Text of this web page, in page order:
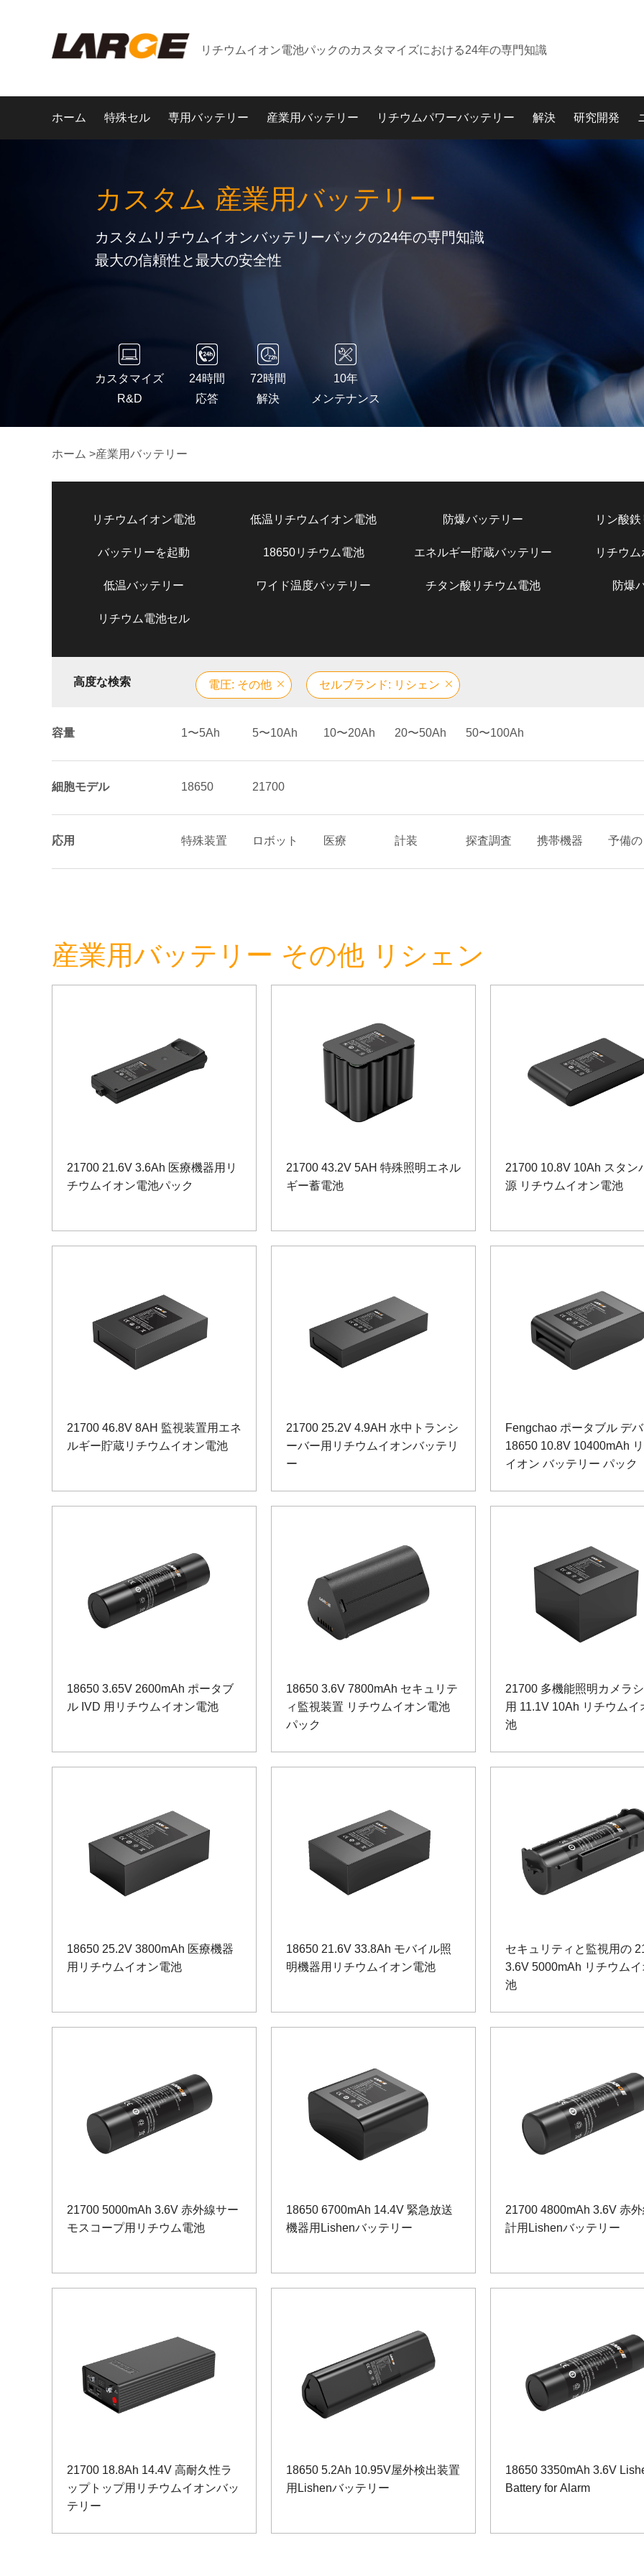
リチウムイオン電池パックのカスタマイズにおける24年の専門知識
ホーム 特殊セル 専用バッテリー 産業用バッテリー リチウムパワーバッテリー 解決 研究開発
カスタム 産業用バッテリー
カスタムリチウムイオンバッテリーパックの24年の専門知識
最大の信頼性と最大の安全性
カスタマイズ
R&D
24時間
応答
72時間
解決
10年
メンテナンス
ホーム >産業用バッテリー
リチウムイオン電池 低温リチウムイオン電池 防爆バッテリー リン酸
バッテリーを起動 18650リチウム電池 エネルギー貯蔵バッテリー リチウ
低温バッテリー ワイド温度バッテリー チタン酸リチウム電池 防爆
リチウム電池セル
高度な検索 電圧: その他 セルブランド: リシェン
容量 1〜5Ah 5〜10Ah 10〜20Ah 20〜50Ah 50〜100Ah
細胞モデル 18650 21700
応用 特殊装置 ロボット 医療 計装 探査調査 携帯機器 予備の
産業用バッテリー その他 リシェン
21700 21.6V 3.6Ah 医療機器用リ
チウムイオン電池パック
21700 43.2V 5AH 特殊照明エネル
ギー蓄電池
21700 10.8V 10Ah スタン
源 リチウムイオン電池
21700 46.8V 8AH 監視装置用エネ
ルギー貯蔵リチウムイオン電池
21700 25.2V 4.9AH 水中トランシ
ーバー用リチウムイオンバッテリ
ー
Fengchao ポータブル デ
18650 10.8V 10400mAh
イオン バッテリー パック
18650 3.65V 2600mAh ポータブ
ル IVD 用リチウムイオン電池
18650 3.6V 7800mAh セキュリテ
ィ監視装置 リチウムイオン電池
パック
21700 多機能照明カメラ
用 11.1V 10Ah リチウムイ
池
18650 25.2V 3800mAh 医療機器
用リチウムイオン電池
18650 21.6V 33.8Ah モバイル照
明機器用リチウムイオン電池
セキュリティと監視用の
3.6V 5000mAh リチウム
池
21700 5000mAh 3.6V 赤外線サー
モスコープ用リチウム電池
18650 6700mAh 14.4V 緊急放送
機器用Lishenバッテリー
21700 4800mAh 3.6V 赤外線温度
計用Lishenバッテリー
21700 18.8Ah 14.4V 高耐久性ラ
ップトップ用リチウムイオンバッ
テリー
18650 5.2Ah 10.95V屋外検出装置
用Lishenバッテリー
18650 3350mAh 3.6V
Battery for Alarm